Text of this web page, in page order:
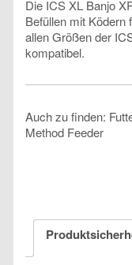
Die ICS XL Banjo
Befüllen mit
allen Größen der
kompatibel.
Auch zu finden:
Method Feeder